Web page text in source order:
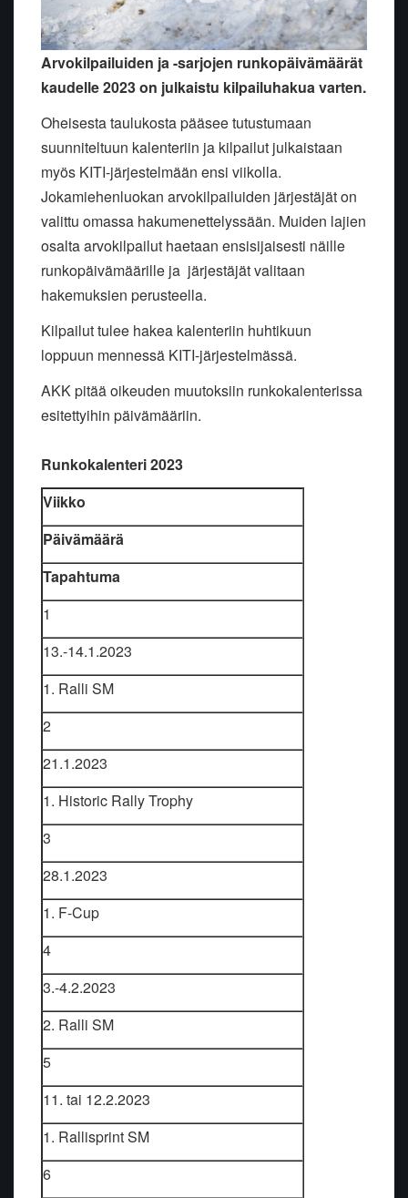
Arvokilpailuiden ja -sarjojen runkopäivämäärät
kaudelle 2023 on julkaistu kilpailuhakua varten.
Oheisesta taulukosta pääsee tutustumaan
suunniteltuun kalenteriin ja kilpailut julkaistaan
myös KITI-järjestelmään ensi viikolla.
Jokamiehenluokan arvokilpailuiden järjestäjät on
valittu omassa hakumenettelyssään. Muiden lajien
osalta arvokilpailut haetaan ensisijaisesti näille
runkopäivämäärille ja järjestäjät valitaan
hakemuksien perusteella.
Kilpailut tulee hakea kalenteriin huhtikuun
loppuun mennessä KITI-järjestelmässä.
AKK pitää oikeuden muutoksiin runkokalenterissa
esitettyihin päivämääriin.
Runkokalenteri 2023
Viikko
Päivämäärä
Tapahtuma
1
13.-14.1.2023
1. Ralli SM
2
21.1.2023
1. Historic Rally Trophy
3
28.1.2023
1. F-Cup
4
3.-4.2.2023
2. Ralli SM
5
11. tai 12.2.2023
1. Rallisprint SM
6